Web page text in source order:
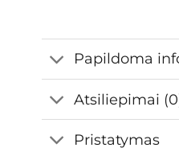
Papildoma
Atsiliepimai
Pristatymas